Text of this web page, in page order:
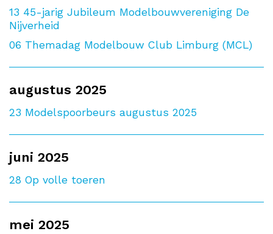
13 45-jarig Jubileum Modelbouwvereniging De
Nijverheid
06 Themadag Modelbouw Club Limburg (MCL)
augustus 2025
23 Modelspoorbeurs augustus 2025
juni 2025
28 Op volle toeren
mei 2025